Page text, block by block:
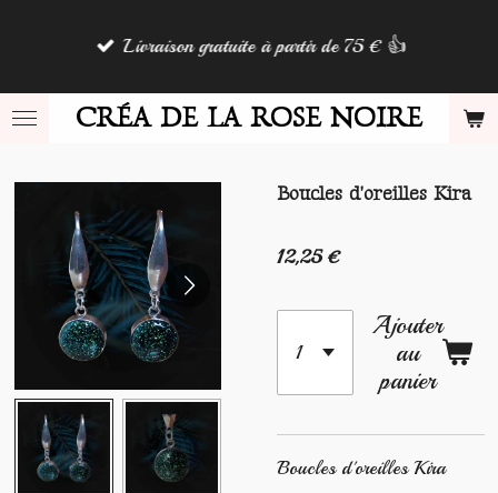
principalCRÉA DE LA ROSE NOIRE
Livraison gratuite à partir de 75 € 👍
Boucles d'oreilles Kira
12,25 €
Ajouter
au
panier
Boucles d'oreilles Kira